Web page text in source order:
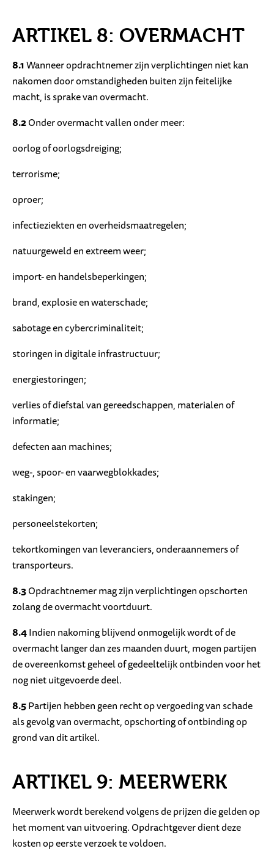
ARTIKEL 8: OVERMACHT
8.1Wanneer opdrachtnemer zijn verplichtingen niet kan
nakomen door omstandigheden buiten zijn feitelijke
macht, is sprake van overmacht.
8.2Onder overmacht vallen onder meer:
oorlog of oorlogsdreiging;
terrorisme;
oproer;
infectieziekten en overheidsmaatregelen;
natuurgeweld en extreem weer;
import- en handelsbeperkingen;
brand, explosie en waterschade;
sabotage en cybercriminaliteit;
storingen in digitale infrastructuur;
energiestoringen;
verlies of diefstal van gereedschappen, materialen of
informatie;
defecten aan machines;
weg-, spoor- en vaarwegblokkades;
stakingen;
personeelstekorten;
tekortkomingen van leveranciers, onderaannemers of
transporteurs.
8.3Opdrachtnemer mag zijn verplichtingen opschorten
zolang de overmacht voortduurt.
8.4Indien nakoming blijvend onmogelijk wordt of de
overmacht langer dan zes maanden duurt, mogen partijen
de overeenkomst geheel of gedeeltelijk ontbinden voor het
nog niet uitgevoerde deel.
8.5Partijen hebben geen recht op vergoeding van schade
als gevolg van overmacht, opschorting of ontbinding op
grond van dit artikel.
ARTIKEL 9: MEERWERK
Meerwerk wordt berekend volgens de prijzen die gelden op
het moment van uitvoering. Opdrachtgever dient deze
kosten op eerste verzoek te voldoen.